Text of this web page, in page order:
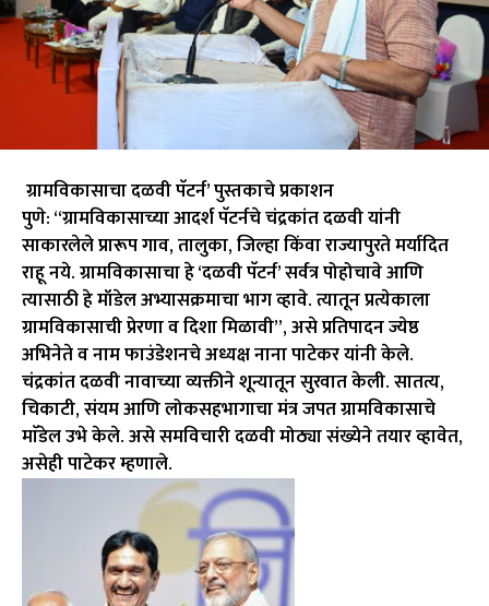
ग्रामविकासाचा दळवी पॅटर्न’ पुस्तकाचे प्रकाशन
पुणे: “ग्रामविकासाच्या आदर्श पॅटर्नचे चंद्रकांत दळवी यांनी
साकारलेले प्रारूप गाव, तालुका, जिल्हा किंवा राज्यापुरते मर्यादित
राहू नये. ग्रामविकासाचा हे ‘दळवी पॅटर्न’ सर्वत्र पोहोचावे आणि
त्यासाठी हे मॉडेल अभ्यासक्रमाचा भाग व्हावे. त्यातून प्रत्येकाला
ग्रामविकासाची प्रेरणा व दिशा मिळावी”, असे प्रतिपादन ज्येष्ठ
अभिनेते व नाम फाउंडेशनचे अध्यक्ष नाना पाटेकर यांनी केले.
चंद्रकांत दळवी नावाच्या व्यक्तीने शून्यातून सुरवात केली. सातत्य,
चिकाटी, संयम आणि लोकसहभागाचा मंत्र जपत ग्रामविकासाचे
माॅडेल उभे केले. असे समविचारी दळवी मोठ्या संख्येने तयार व्हावेत,
असेही पाटेकर म्हणाले.